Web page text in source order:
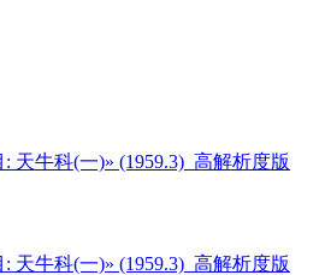
天牛科(一)» (1959.3)_高解析度版
天牛科(一)» (1959.3)_高解析度版